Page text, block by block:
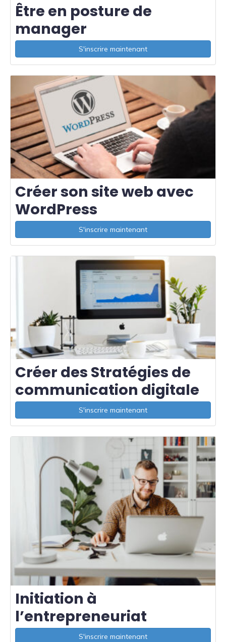
Être en posture de
manager
S'inscrire maintenant
Créer son site web avec
WordPress
S'inscrire maintenant
Créer des Stratégies de
communication digitale
S'inscrire maintenant
Initiation à
l’entrepreneuriat
S'inscrire maintenant